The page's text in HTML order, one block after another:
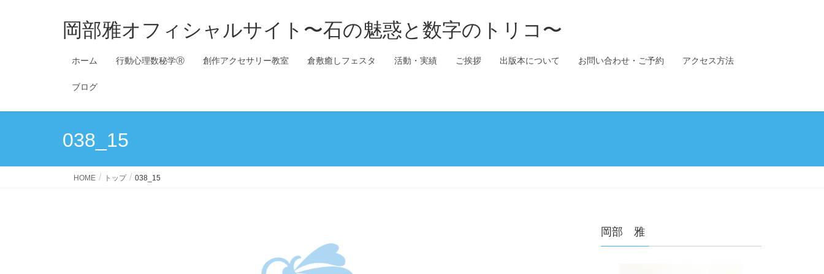
岡部雅オフィシャルサイト〜石の魅惑と数字のトリコ〜
ホーム 行動心理数秘学Ⓡ 創作アクセサリー教室 倉敷癒しフェスタ 活動・実績 ご挨拶 出版本について お問い合わせ・ご予約 アクセス方法
ブログ
038_15
HOME トップ 038_15
岡部 雅